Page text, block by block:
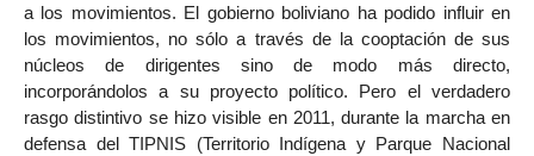
a los movimientos. El gobierno boliviano ha podido influir en
los movimientos, no sólo a través de la cooptación de sus
núcleos de dirigentes sino de modo más directo,
incorporándolos a su proyecto político. Pero el verdadero
rasgo distintivo se hizo visible en 2011, durante la marcha en
defensa del TIPNIS (Territorio Indígena y Parque Nacional